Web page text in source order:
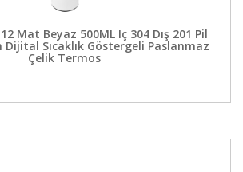
Mat Beyaz 500ML Iç 304 Dış 201 Pil
Sıcaklık Göstergeli Paslanmaz
Çelik Termos